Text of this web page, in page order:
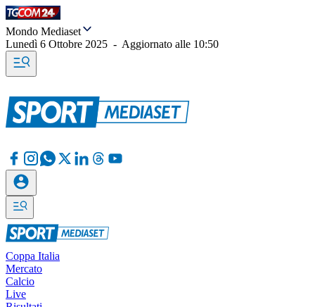
Mondo Mediaset
Lunedì 6 Ottobre 2025 - Aggiornato alle 10:50
Coppa Italia
Mercato
Calcio
Live